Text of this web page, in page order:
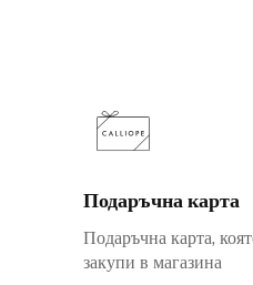
Подаръчна карта
Подаръчна карта,
закупи в магазина